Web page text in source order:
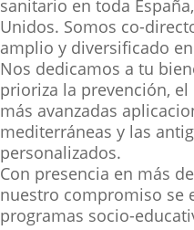
sanitario en toda
Unidos. Somos co-
amplio y diversificado
Nos dedicamos a tu
prioriza la prevención,
más avanzadas
mediterráneas y las
personalizados.
Con presencia en más
nuestro compromiso se
programas socio-